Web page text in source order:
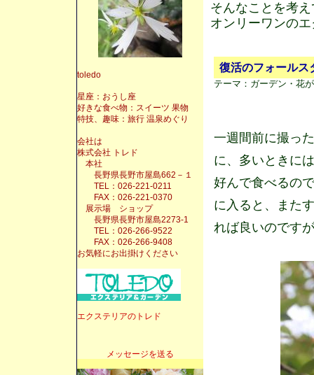
そんなことを考
オンリーワンの
復活のフォールス
テーマ： ガーデン・花
一週間前に撮っ
に、多いときに
好んで食べるの
に入ると、また
れば良いのです
toledo
星座：おうし座
好きな食べ物：スイーツ 果物
特技、趣味：旅行 温泉めぐり
会社は
株式会社 トレド
本社
長野県長野市屋島662－１
TEL：026-221-0211
FAX：026-221-0370
展示場 ショップ
長野県長野市屋島2273-1
TEL：026-266-9522
FAX：026-266-9408
お気軽にお出掛けください
エクステリアのトレド
メッセージを送る